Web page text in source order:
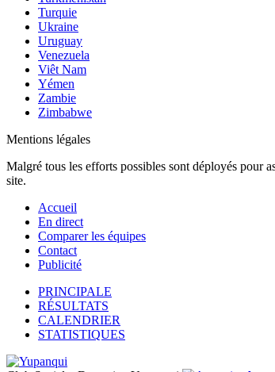
Turquie
Ukraine
Uruguay
Venezuela
Viêt Nam
Yémen
Zambie
Zimbabwe
Mentions légales
Malgré tous les efforts possibles sont déployés pour
site.
Accueil
En direct
Comparer les équipes
Contact
Publicité
PRINCIPALE
RÉSULTATS
CALENDRIER
STATISTIQUES